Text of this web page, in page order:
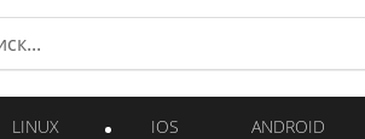
LINUX IOS ANDROID